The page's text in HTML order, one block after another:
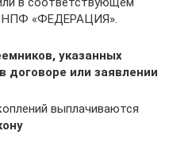
НПФ «ФЕДЕРАЦИЯ».
указанных
договоре или заявлении
выплачиваются